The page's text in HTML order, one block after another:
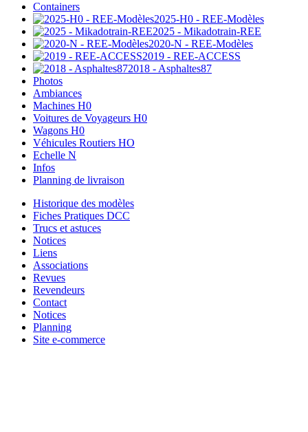
Containers
2025-H0 - REE-Modèles
2025 - Mikadotrain-REE
2020-N - REE-Modèles
2019 - REE-ACCESS
2018 - Asphaltes87
Photos
Ambiances
Machines H0
Voitures de Voyageurs H0
Wagons H0
Véhicules Routiers HO
Echelle N
Infos
Planning de livraison
Historique des modèles
Fiches Pratiques DCC
Trucs et astuces
Notices
Liens
Associations
Revues
Revendeurs
Contact
Notices
Planning
Site e-commerce